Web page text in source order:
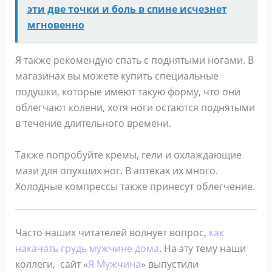
эти две точки и боль в спине исчезнет
мгновенно
Я также рекомендую спать с поднятыми ногами. В
магазинах вы можете купить специальные
подушки, которые имеют такую форму, что они
облегчают колени, хотя ноги остаются поднятыми
в течение длительного времени.
Также попробуйте кремы, гели и охлаждающие
мази для опухших ног. В аптеках их много.
Холодные компрессы также принесут облегчение.
Часто наших читателей волнует вопрос, как
накачать грудь мужчине дома. На эту тему наши
коллеги, сайт «Я Мужчина» выпустили